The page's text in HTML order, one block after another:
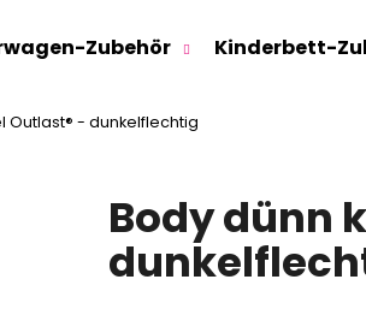
Zubehör Kinderbett-
Outlast® - dunkelflechtig
Body dünn
Sie?
SUCHEN